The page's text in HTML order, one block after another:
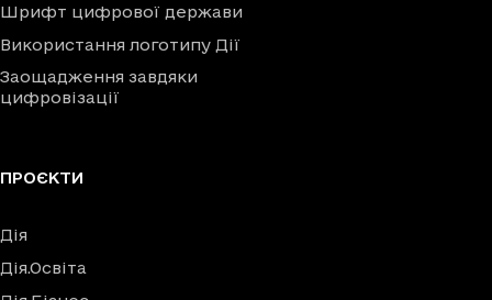
Шрифт цифрової держави
Використання логотипу Дії
Заощадження завдяки
цифровізації
ПРОЄКТИ
Дія
Дія.Освіта